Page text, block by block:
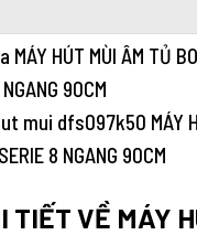
HÚT MÙI ÂM TỦ
90CM
TIẾT VỀ MÁY